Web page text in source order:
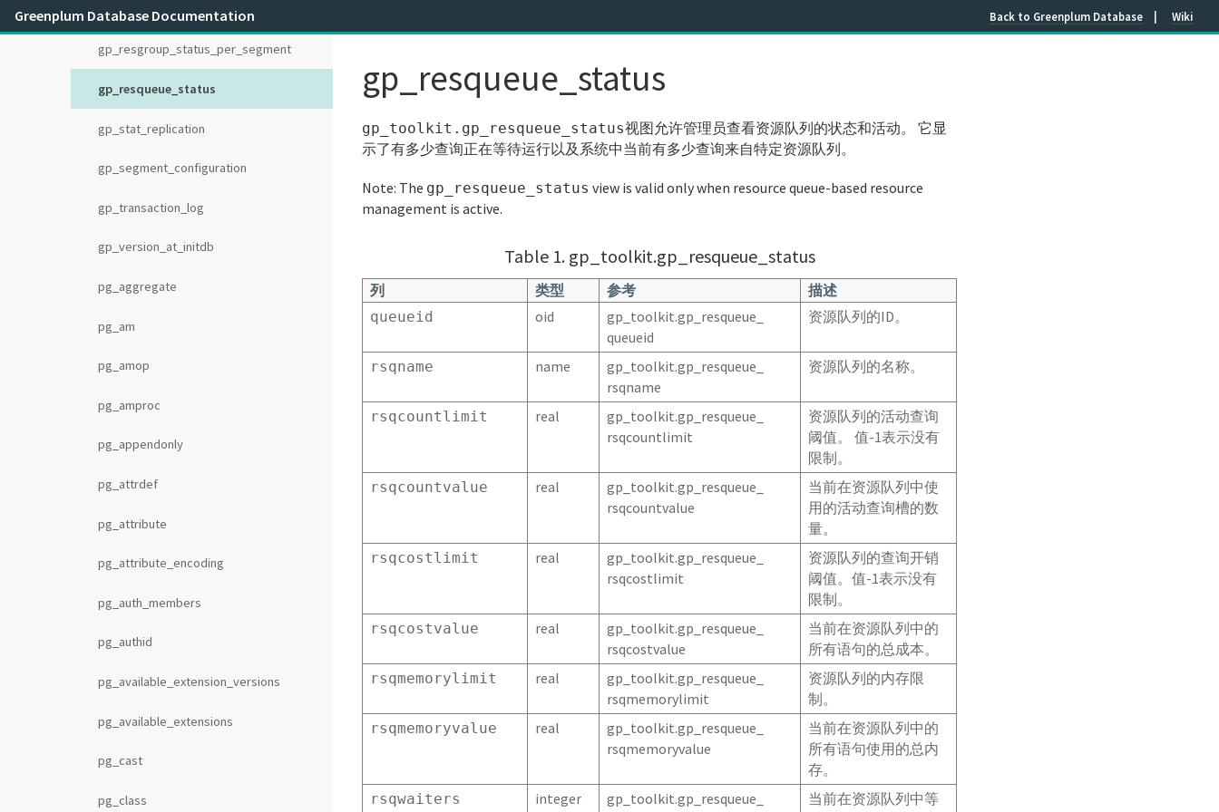
Greenplum Database Documentation Back to Greenplum Database Wiki
gp_resgroup_status_per_host
gp_resgroup_status_per_segment
gp_resqueue_status
gp_stat_replication
gp_segment_configuration
gp_transaction_log
gp_version_at_initdb
pg_aggregate
pg_am
pg_amop
pg_amproc
pg_appendonly
pg_attrdef
pg_attribute
pg_attribute_encoding
pg_auth_members
pg_authid
pg_available_extension_versions
pg_available_extensions
pg_cast
pg_class
gp_resqueue_status
gp_toolkit.gp_resqueue_status视图允许管理员查看资源队列的状态和活动。 它显
示了有多少查询正在等待运行以及系统中当前有多少查询来自特定资源队列。
Note: The gp_resqueue_status view is valid only when resource queue-based resource
management is active.
Table 1. gp_toolkit.gp_resqueue_status
列 类型 参考 描述
queueid oid
gp_toolkit.gp_resqueue_
queueid
资源队列的ID。
rsqname name
gp_toolkit.gp_resqueue_
rsqname
资源队列的名称。
rsqcountlimit real
gp_toolkit.gp_resqueue_
rsqcountlimit
资源队列的活动查询
阈值。 值-1表示没有
限制。
rsqcountvalue real
gp_toolkit.gp_resqueue_
rsqcountvalue
当前在资源队列中使
用的活动查询槽的数
量。
rsqcostlimit real
gp_toolkit.gp_resqueue_
rsqcostlimit
资源队列的查询开销
阈值。值-1表示没有
限制。
rsqcostvalue real
gp_toolkit.gp_resqueue_
rsqcostvalue
当前在资源队列中的
所有语句的总成本。
rsqmemorylimit real
gp_toolkit.gp_resqueue_
rsqmemorylimit
资源队列的内存限
制。
rsqmemoryvalue real
gp_toolkit.gp_resqueue_
rsqmemoryvalue
当前在资源队列中的
所有语句使用的总内
存。
rsqwaiters integer
gp_toolkit.gp_resqueue_
当前在资源队列中等